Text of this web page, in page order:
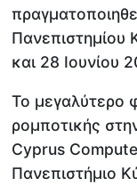
Πανεπιστημίου
και 28 Ιουνίου
Το μεγαλύτερο
ρομποτικής
Cyprus
Πανεπιστήμιο